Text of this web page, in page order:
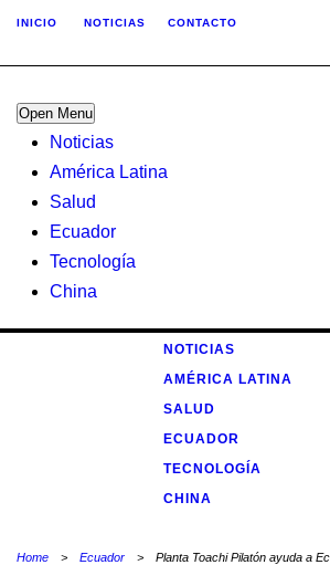
INICIO NOTICIAS CONTACTO
Open Menu
Noticias
América Latina
Salud
Ecuador
Tecnología
China
NOTICIAS
AMÉRICA LATINA
SALUD
ECUADOR
TECNOLOGÍA
CHINA
Home > Ecuador >
Planta Toachi Pilatón ayuda a